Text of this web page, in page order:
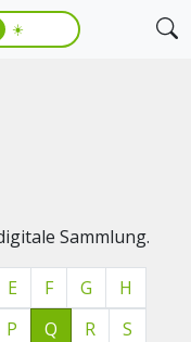
☀️
Sammlung.
E F G
H
P Q R
S